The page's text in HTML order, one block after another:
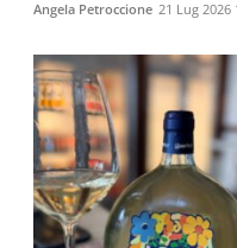
Angela Petroccione 21 Lug 2026